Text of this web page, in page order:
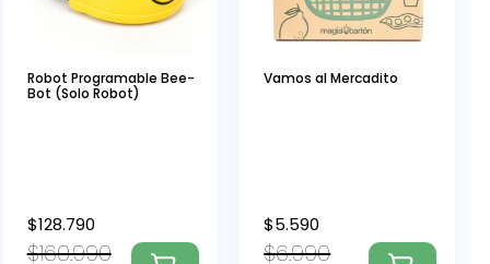
Robot Programable Bee-
Bot (Solo Robot)
$160.990
$128.790
Vamos al Mercadito
$6.990
$5.590